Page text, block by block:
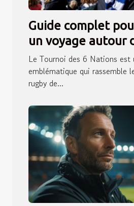
Guide complet
un voyage autour
des 6 Nations 2026
Le Tournoi des 6 Nations est
emblématique qui rassemble
rugby de...